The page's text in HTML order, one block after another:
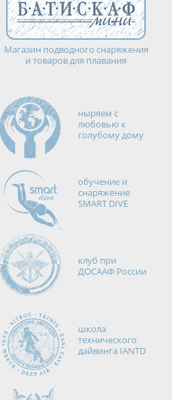
Магазин подводного снаряжения
и товаров для плавания
ныряем с
любовью к
голубому дому
обучение и
снаряжение
SMART DIVE
клуб при
ДОСААФ России
школа
технического
дайвинга IANTD